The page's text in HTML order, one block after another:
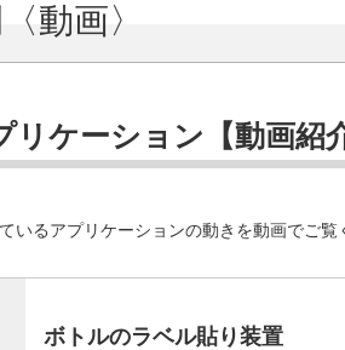
動画〉
リケーション【動画紹
いるアプリケーションの動きを動画でご
ボトルのラベル貼り装置